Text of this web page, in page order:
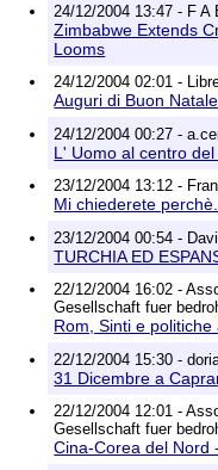
24/12/2004 13:47 - F A
Zimbabwe Extends
Looms
24/12/2004 02:01 -
Auguri di Buon Natale
24/12/2004 00:27 -
L' Uomo al centro del
23/12/2004 13:12 -
Mi chiederete
23/12/2004 00:54 -
TURCHIA ED
22/12/2004 16:02 -
Gesellschaft fuer
Rom, Sinti e
22/12/2004 15:30 -
31 Dicembre a
22/12/2004 12:01 -
Gesellschaft fuer
Cina-Corea del Nord